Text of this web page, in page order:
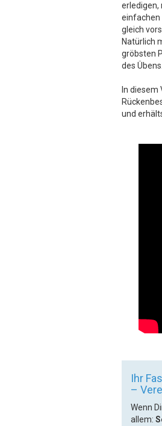
erledigen,
einfachen
gleich
Natürlich
gröbsten
des
In
und
Ihr
–
Wenn
allem: